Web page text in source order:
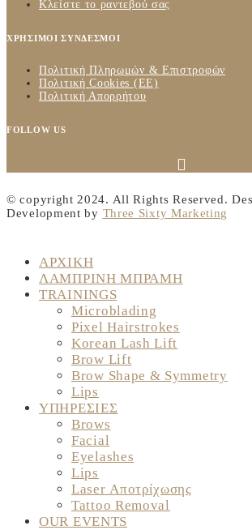
Κλείστε το ραντεβού σας
ΧΡΗΣΙΜΟΙ ΣΥΝΔΕΣΜΟΙ
Πολιτική Πληρωμών & Επιστροφών
Πολιτική Cookies (ΕΕ)
Πολιτική Απορρήτου
FOLLOW US
© copyright 2024. All Rights Reserved.
Development by Three Sixty Marketing
ΑΡΧΙΚΗ
ΛΑΜΠΡΙΝΗ ΜΠΡΑΜΗ
TRAININGS
Microblading
Pixel Hairstrokes
Korean Lash Lift
Brow Lift
Brow Shape & Symmetry
Lips
ΥΠΗΡΕΣΙΕΣ
Brows
Facial
Eyelashes
Lips
Laser Αποτρίχωσης
Tattoo Removal
OUR EVENTS